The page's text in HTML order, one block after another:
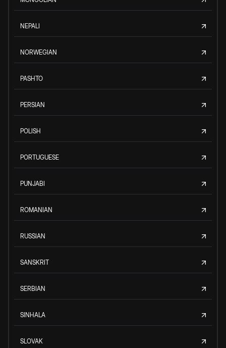
NEPALI
NORWEGIAN
PASHTO
PERSIAN
POLISH
PORTUGUESE
PUNJABI
ROMANIAN
RUSSIAN
SANSKRIT
SERBIAN
SINHALA
SLOVAK